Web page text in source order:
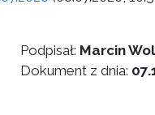
Podpisał: Marcin
Dokument z dnia: